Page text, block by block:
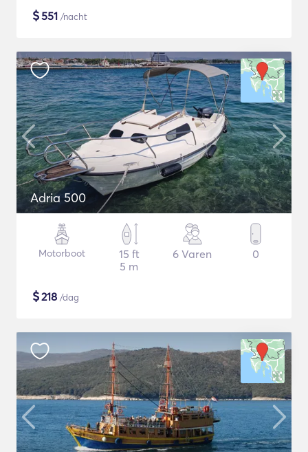
$551 /nacht
Adria 500
Motorboot
15 ft
5 m
6 Varen 0
$218 /dag